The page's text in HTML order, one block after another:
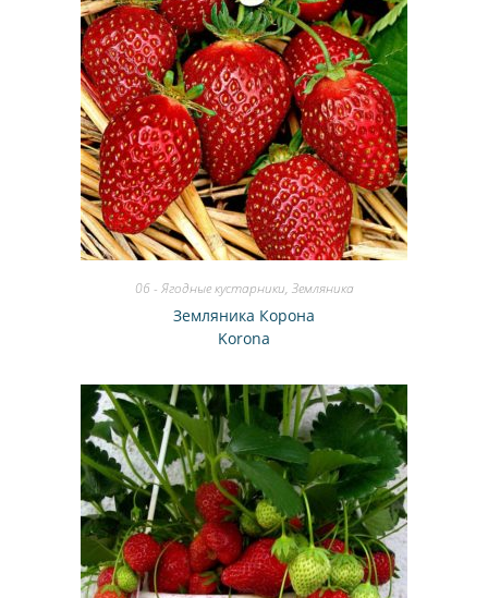
06 - Ягодные кустарники, Земляника
Земляника Корона
Korona